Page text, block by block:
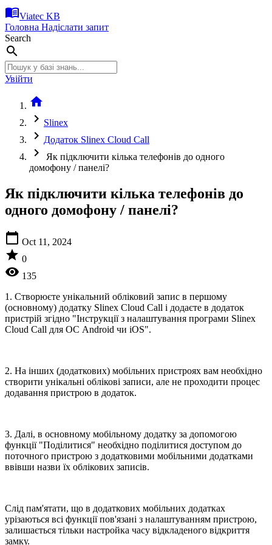
menu_bookViatec KB
Головна Надіслати запит
Search
search
Увійти
home
chevron_right Slinex
chevron_right Додаток Slinex Cloud Call
chevron_right
Як підключити кілька телефонів до одного
домофону / панелі?
Як підключити кілька телефонів до
одного домофону / панелі?
calendar_today Oct 11, 2024
star 0
visibility 135
1. Створюєте унікальний обліковий запис в першому
(основному) додатку Slinex Cloud Call і додаєте в додаток
пристрій згідно "Інструкції з налаштування програми Slinex
Cloud Call для ОС Android чи iOS".
2. На інших (додаткових) мобільних пристроях вам необхідно
створити унікальні облікові записи, але не проходити процес
додавання пристрою в додаток.
3. Далі, в основному мобільному додатку за допомогою
функції "Поділитися" необхідно поділитися доступом до
поточного пристрою з додатковими мобільними додатками
ввівши назви їх облікових записів.
Слід пам'ятати, що в додаткових мобільних додатках
урізаються всі функції пов'язані з налаштуванням пристрою,
залишається тільки настройка часу відкладеного відкриття
замку.